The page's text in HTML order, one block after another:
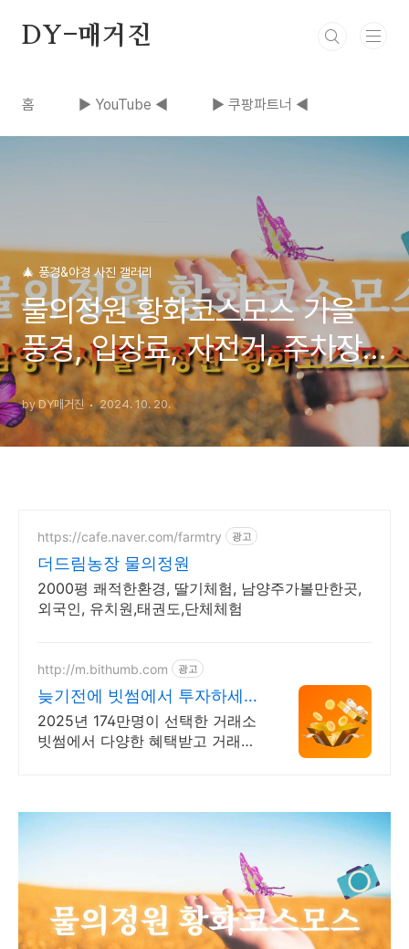
DY-매거진
홈 ▶ YouTube ◀ ▶ 쿠팡파트너 ◀
🎄 풍경&야경 사진 갤러리
물의정원 황화코스모스 가을
풍경, 입장료, 자전거, 주차장
요금 , 대중교통, 영상, 남양주
가볼만한곳
by DY매거진 2024. 10. 20.
https://cafe.naver.com/farmtry 광고
더드림농장 물의정원
2000평 쾌적한환경, 딸기체험, 남양주가볼만한곳,
외국인, 유치원,태권도,단체체험
http://m.bithumb.com 광고
늦기전에 빗썸에서 투자하세요
신규 가입 시 5만원 혜택
2025년 174만명이 선택한 거래소
빗썸에서 다양한 혜택받고 거래하